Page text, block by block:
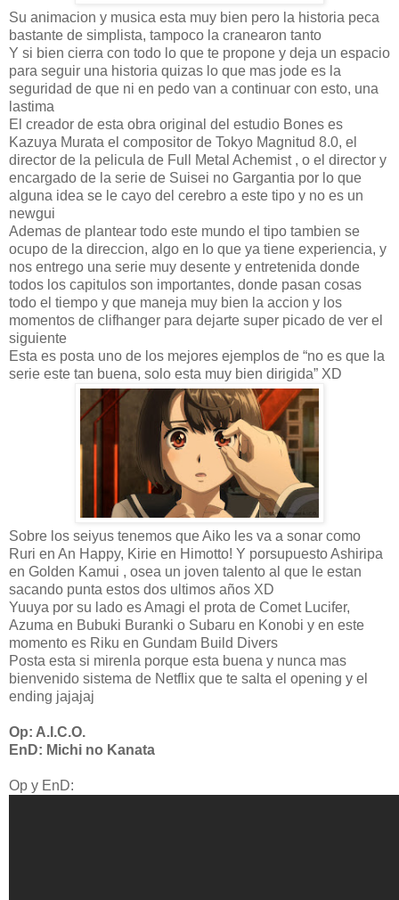
Su animacion y musica esta muy bien pero la historia peca
bastante de simplista, tampoco la cranearon tanto
Y si bien cierra con todo lo que te propone y deja un espacio
para seguir una historia quizas lo que mas jode es la
seguridad de que ni en pedo van a continuar con esto, una
lastima
El creador de esta obra original del estudio Bones es
Kazuya Murata el compositor de Tokyo Magnitud 8.0, el
director de la pelicula de Full Metal Achemist , o el director y
encargado de la serie de Suisei no Gargantia por lo que
alguna idea se le cayo del cerebro a este tipo y no es un
newgui
Ademas de plantear todo este mundo el tipo tambien se
ocupo de la direccion, algo en lo que ya tiene experiencia, y
nos entrego una serie muy desente y entretenida donde
todos los capitulos son importantes, donde pasan cosas
todo el tiempo y que maneja muy bien la accion y los
momentos de clifhanger para dejarte super picado de ver el
siguiente
Esta es posta uno de los mejores ejemplos de “no es que la
serie este tan buena, solo esta muy bien dirigida” XD
Sobre los seiyus tenemos que Aiko les va a sonar como
Ruri en An Happy, Kirie en Himotto! Y porsupuesto Ashiripa
en Golden Kamui , osea un joven talento al que le estan
sacando punta estos dos ultimos años XD
Yuuya por su lado es Amagi el prota de Comet Lucifer,
Azuma en Bubuki Buranki o Subaru en Konobi y en este
momento es Riku en Gundam Build Divers
Posta esta si mirenla porque esta buena y nunca mas
bienvenido sistema de Netflix que te salta el opening y el
ending jajajaj
Op: A.I.C.O.
EnD: Michi no Kanata
Op y EnD: